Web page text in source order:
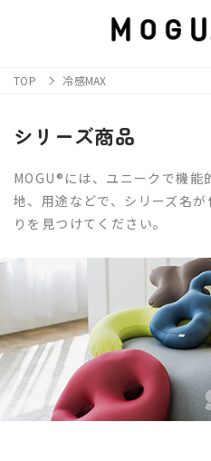
TOP 冷感MAX
シリーズ商品
MOGU®には、ユニークで機
地、用途などで、シリーズ名
りを見つけてください。